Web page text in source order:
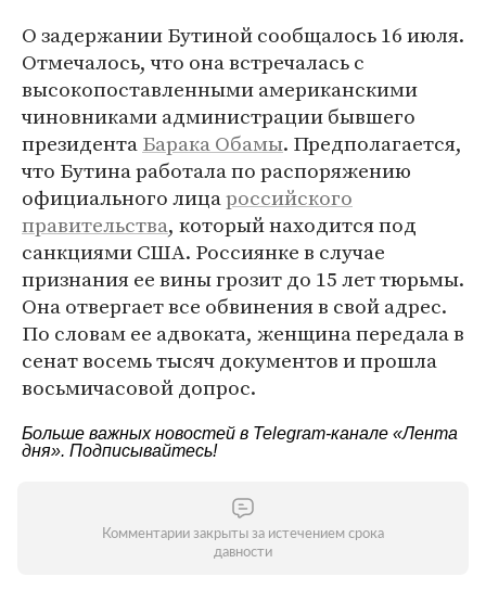
О задержании Бутиной сообщалось 16 июля.
Отмечалось, что она встречалась с
высокопоставленными американскими
чиновниками администрации бывшего
президентаБарака Обамы. Предполагается,
что Бутина работала по распоряжению
официального лицароссийского
правительства, который находится под
санкциями США. Россиянке в случае
признания ее вины грозит до 15 лет тюрьмы.
Она отвергает все обвинения в свой адрес.
По словам ее адвоката, женщина передала в
сенат восемь тысяч документов и прошла
восьмичасовой допрос.
Больше важных новостей в Telegram-канале «Лента
дня». Подписывайтесь!
Комментарии закрыты за истечением срока
давности